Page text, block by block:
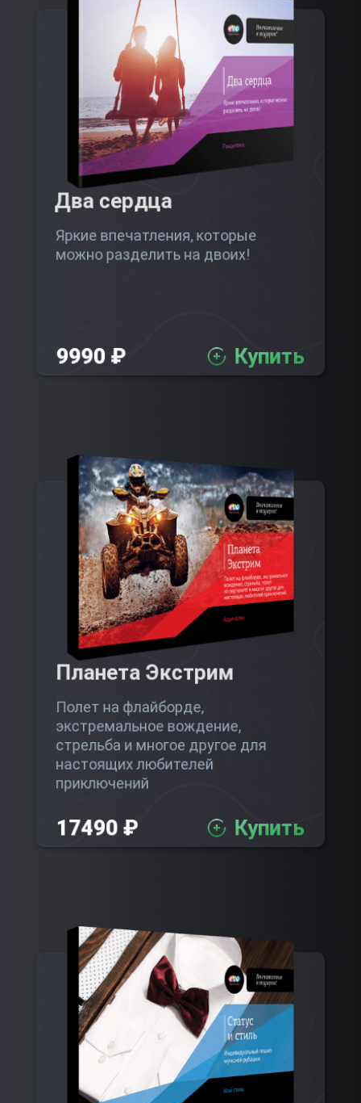
Два сердца
Яркие впечатления, которые
можно разделить на двоих!
9990 ₽ Купить
Планета Экстрим
Полет на флайборде,
экстремальное вождение,
стрельба и многое другое для
настоящих любителей
приключений
17490 ₽ Купить